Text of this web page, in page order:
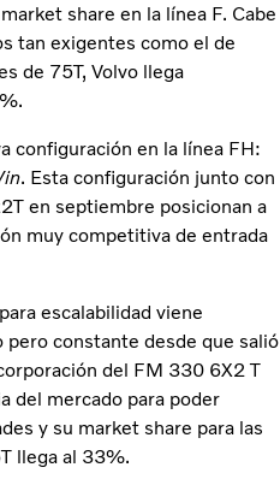
share en la línea F. Cabe
tan exigentes como el de
de 75T, Volvo llega
configuración en la línea FH:
. Esta configuración junto con
en septiembre posicionan a
muy competitiva de entrada
escalabilidad viene
constante desde que salió
del FM 330 6X2 T
del mercado para poder
y su market share para las
llega al 33%.